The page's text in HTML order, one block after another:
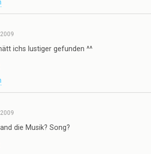
ichs lustiger gefunden ^^
die Musik? Song?